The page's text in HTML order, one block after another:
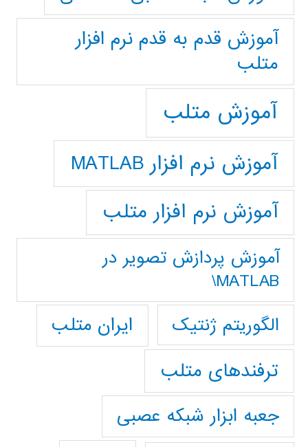
آموزش قدم به قدم نرم افزار
متلب
آموزش متلب
آموزش نرم افزار MATLAB
آموزش نرم افزار متلب
آموزش پردازش تصوير در
MATLAB\
الگوریتم ژنتیک
ایران متلب
ترفندهای متلب
جعبه ابزار شبکه عصبی